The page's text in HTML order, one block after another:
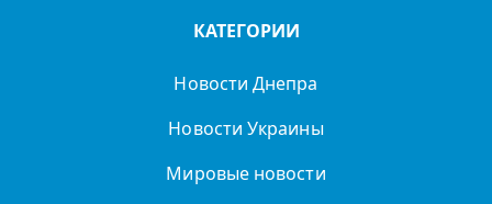
КАТЕГОРИИ
Новости Днепра
Новости Украины
Мировые новости